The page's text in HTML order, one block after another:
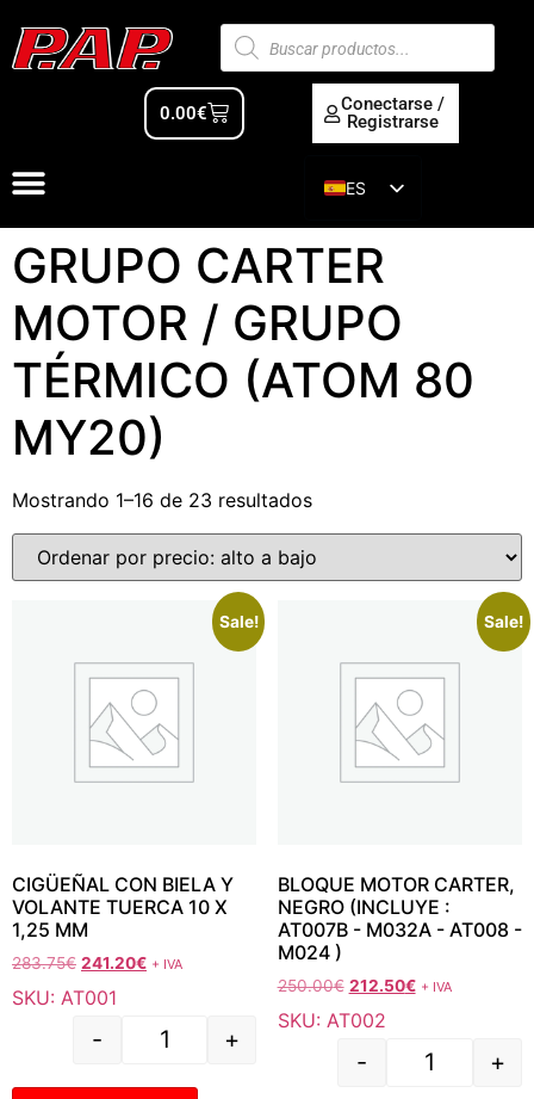
0.00€
Conectarse /
Registrarse
ES
EN
GRUPO CARTER
MOTOR / GRUPO
TÉRMICO (ATOM 80
MY20)
Mostrando 1–16 de 23 resultados
Sale!
CIGÜEÑAL CON BIELA Y
VOLANTE TUERCA 10 X
1,25 MM
283.75€ 241.20€ + IVA
SKU: AT001
- +
Sale!
BLOQUE MOTOR CARTER,
NEGRO (INCLUYE :
AT007B - M032A - AT008 -
M024 )
250.00€ 212.50€ + IVA
SKU: AT002
- +